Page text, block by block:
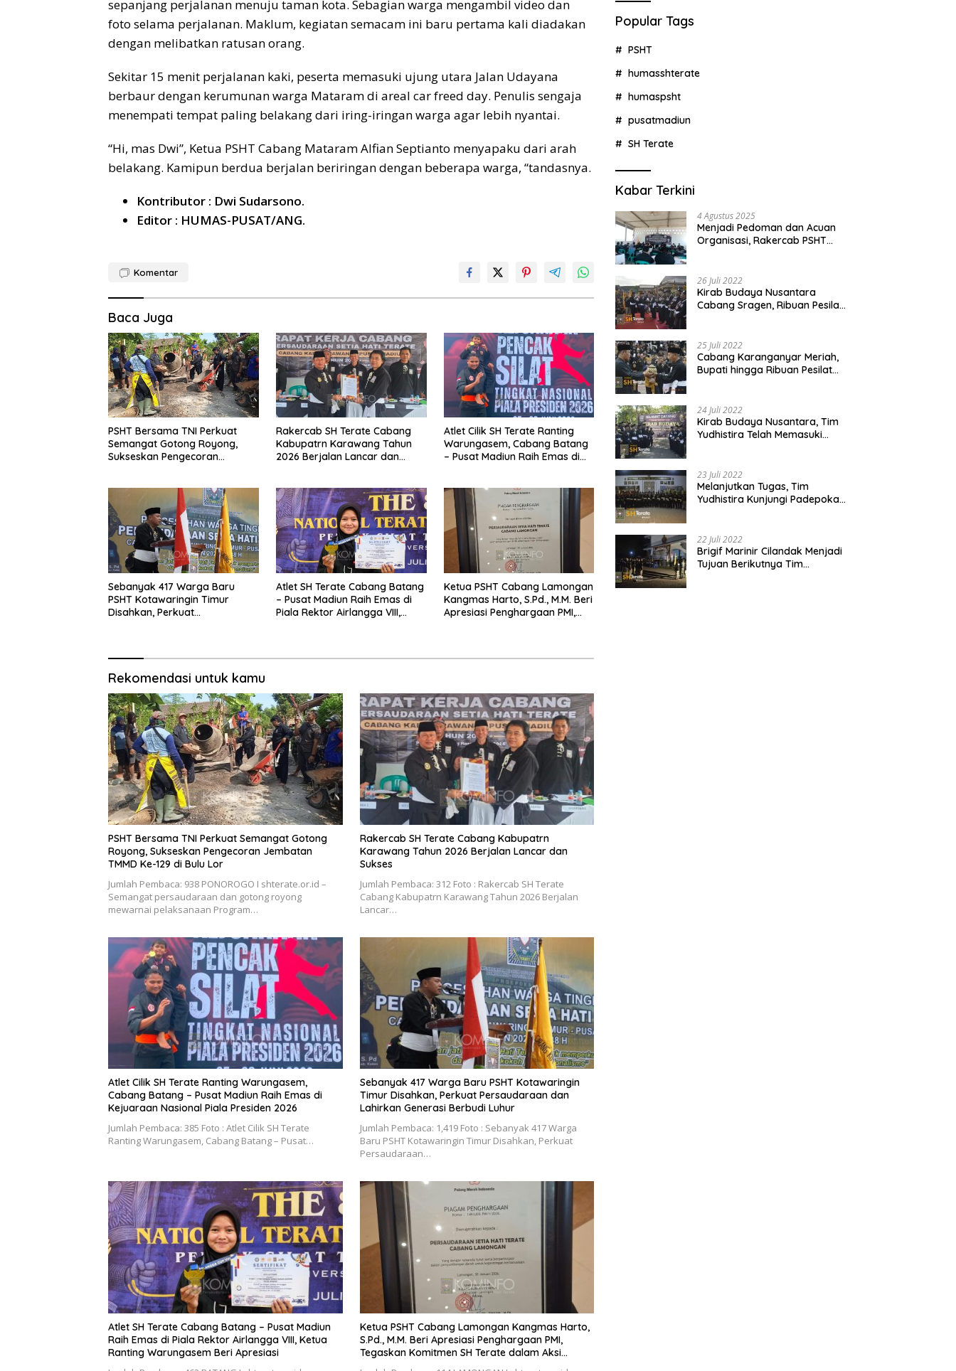
sepanjang perjalanan menuju taman kota. Sebagian warga mengambil video dan
foto selama perjalanan. Maklum, kegiatan semacam ini baru pertama kali diadakan
dengan melibatkan ratusan orang.
Sekitar 15 menit perjalanan kaki, peserta memasuki ujung utara Jalan Udayana
berbaur dengan kerumunan warga Mataram di areal car freed day. Penulis sengaja
menempati tempat paling belakang dari iring-iringan warga agar lebih nyantai.
“Hi, mas Dwi”, Ketua PSHT Cabang Mataram Alfian Septianto menyapaku dari arah
belakang. Kamipun berdua berjalan beriringan dengan beberapa warga, “tandasnya.
Kontributor : Dwi Sudarsono.
Editor : HUMAS-PUSAT/ANG.
Komentar
Baca Juga
PSHT Bersama TNI Perkuat
Semangat Gotong Royong,
Sukseskan Pengecoran
Rakercab SH Terate Cabang
Kabupatrn Karawang Tahun
2026 Berjalan Lancar dan
Atlet Cilik SH Terate Ranting
Warungasem, Cabang Batang
– Pusat Madiun Raih Emas di
Sebanyak 417 Warga Baru
PSHT Kotawaringin Timur
Disahkan, Perkuat
Atlet SH Terate Cabang Batang
– Pusat Madiun Raih Emas di
Piala Rektor Airlangga VIII,
Ketua PSHT Cabang Lamongan
Kangmas Harto, S.Pd., M.M. Beri
Apresiasi Penghargaan PMI,
Rekomendasi untuk kamu
PSHT Bersama TNI Perkuat Semangat Gotong
Royong, Sukseskan Pengecoran Jembatan
TMMD Ke-129 di Bulu Lor
Jumlah Pembaca: 938 PONOROGO I shterate.or.id –
Semangat persaudaraan dan gotong royong
mewarnai pelaksanaan Program…
Rakercab SH Terate Cabang Kabupatrn
Karawang Tahun 2026 Berjalan Lancar dan
Sukses
Jumlah Pembaca: 312 Foto : Rakercab SH Terate
Cabang Kabupatrn Karawang Tahun 2026 Berjalan
Lancar…
Atlet Cilik SH Terate Ranting Warungasem,
Cabang Batang – Pusat Madiun Raih Emas di
Kejuaraan Nasional Piala Presiden 2026
Jumlah Pembaca: 385 Foto : Atlet Cilik SH Terate
Ranting Warungasem, Cabang Batang – Pusat…
Sebanyak 417 Warga Baru PSHT Kotawaringin
Timur Disahkan, Perkuat Persaudaraan dan
Lahirkan Generasi Berbudi Luhur
Jumlah Pembaca: 1,419 Foto : Sebanyak 417 Warga
Baru PSHT Kotawaringin Timur Disahkan, Perkuat
Persaudaraan…
Atlet SH Terate Cabang Batang – Pusat Madiun
Raih Emas di Piala Rektor Airlangga VIII, Ketua
Ranting Warungasem Beri Apresiasi
Ketua PSHT Cabang Lamongan Kangmas Harto,
S.Pd., M.M. Beri Apresiasi Penghargaan PMI,
Tegaskan Komitmen SH Terate dalam Aksi
Popular Tags
PSHT
humasshterate
humaspsht
pusatmadiun
SH Terate
Kabar Terkini
4 Agustus 2025
Menjadi Pedoman dan Acuan
Organisasi, Rakercab PSHT
Kerja, Berjalan Lancar dan
Sukses
26 Juli 2022
Kirab Budaya Nusantara
Cabang Sragen, Ribuan Pesilat
25 Juli 2022
Cabang Karanganyar Meriah,
Bupati hingga Ribuan Pesilat
24 Juli 2022
Kirab Budaya Nusantara, Tim
Yudhistira Telah Memasuki
23 Juli 2022
Melanjutkan Tugas, Tim
Yudhistira Kunjungi Padepokan
22 Juli 2022
Brigif Marinir Cilandak Menjadi
Tujuan Berikutnya Tim